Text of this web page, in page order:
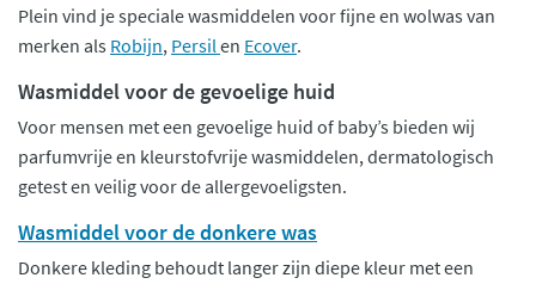
Plein vind je speciale wasmiddelen voor fijne en wolwas van
merken als Robijn, Persilen Ecover.
Wasmiddel voor de gevoelige huid
Voor mensen met een gevoelige huid of baby’s bieden wij
parfumvrije en kleurstofvrije wasmiddelen, dermatologisch
getest en veilig voor de allergevoeligsten.
Wasmiddel voor de donkere was
Donkere kleding behoudt langer zijn diepe kleur met een